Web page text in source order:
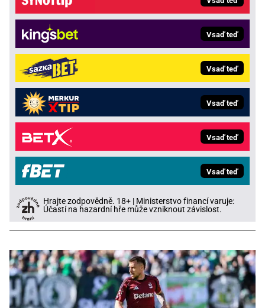
Vsaď teď
Vsaď teď
Vsaď teď
Vsaď teď
Vsaď teď
Hrajte zodpovědně. 18+ | Ministerstvo financí varuje:
Účastí na hazardní hře může vzniknout závislost.